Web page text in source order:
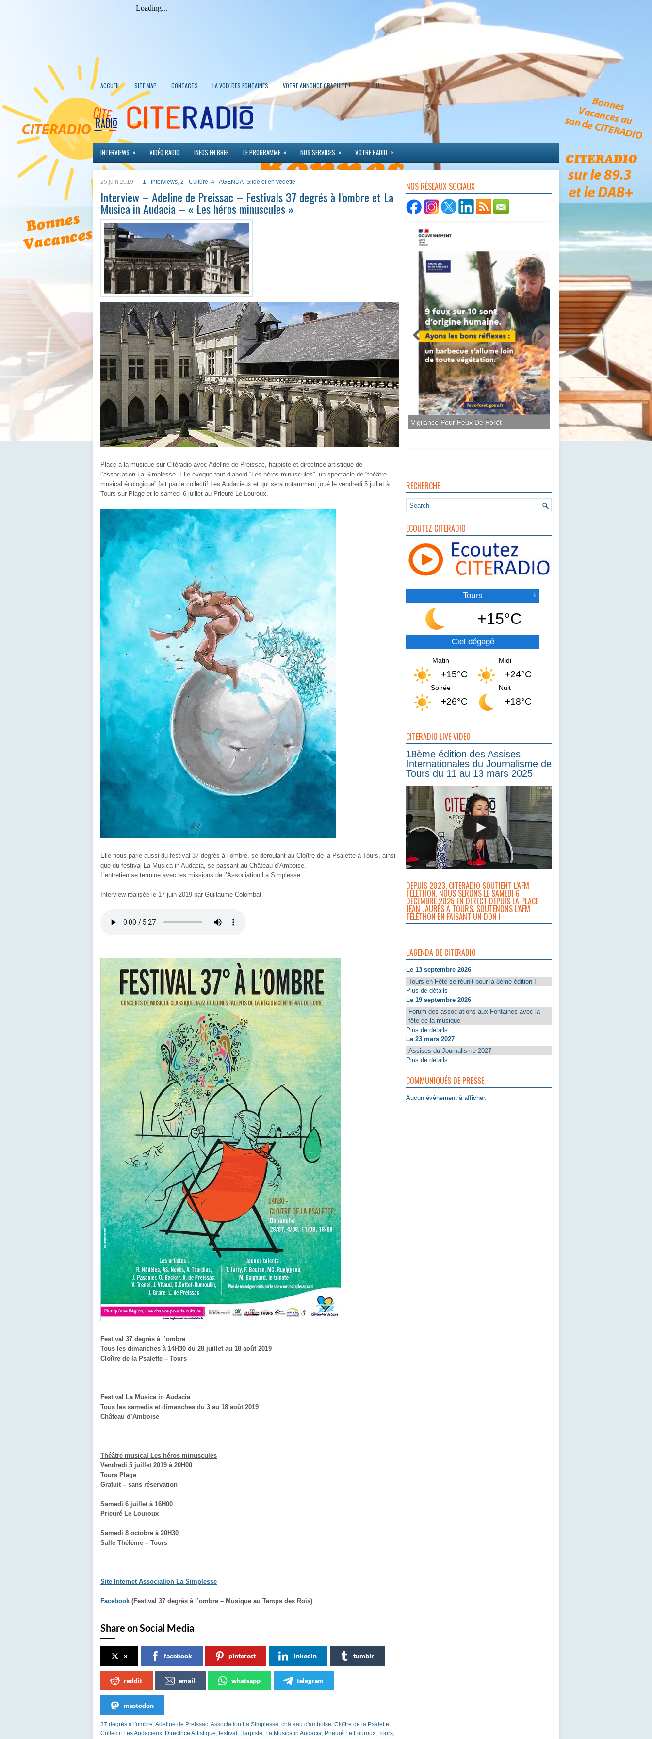
ACCUEIL SITE MAP CONTACTS LA VOIX DES FONTAINES VOTRE ANNONCE GRATUITE !! C.G.U. »
INTERVIEWS » VIDÉO RADIO INFOS EN BREF LE PROGRAMME » NOS SERVICES » VOTRE RADIO »
25 juin 2019 1 - Interviews, 2 - Culture, 4 - AGENDA, Slide et en vedette
Interview – Adeline de Preissac – Festivals 37 degrés à l’ombre et La
Musica in Audacia – « Les héros minuscules »
Place à la musique sur Citéradio avec Adeline de Preissac, harpiste et directrice artistique de
l’association La Simplesse. Elle évoque tout d’abord “Les héros minuscules”, un spectacle de “théâtre
musical écologique” fait par le collectif Les Audacieux et qui sera notamment joué le vendredi 5 juillet à
Tours sur Plage et le samedi 6 juillet au Prieuré Le Louroux.
Elle nous parle aussi du festival 37 degrés à l’ombre, se déroulant au Cloître de la Psalette à Tours, ainsi
que du festival La Musica in Audacia, se passant au Château d’Amboise.
L’entretien se termine avec les missions de l’Association La Simplesse.
Interview réalisée le 17 juin 2019 par Guillaume Colombat
Festival 37 degrés à l’ombre
Tous les dimanches à 14H30 du 28 juillet au 18 août 2019
Cloître de la Psalette – Tours
Festival La Musica in Audacia
Tous les samedis et dimanches du 3 au 18 août 2019
Château d’Amboise
Théâtre musical Les héros minuscules
Vendredi 5 juillet 2019 à 20H00
Tours Plage
Gratuit – sans réservation
Samedi 6 juillet à 16H00
Prieuré Le Louroux
Samedi 8 octobre à 20H30
Salle Thélème – Tours
Site Internet Association La Simplesse
Facebook (Festival 37 degrés à l’ombre – Musique au Temps des Rois)
Share on Social Media
x facebook pinterest linkedin tumblr
reddit email whatsapp telegram
mastodon
37 degrés à l'ombre,Adeline de Preissac,Association La Simplesse, château d'amboise, Cloître de la Psalette,
Collectif Les Audacieux, Directrice Artistique, festival , Harpiste, La Musica in Audacia, Prieuré Le Louroux, Tours,
NOS RÉSEAUX SOCIAUX
RECHERCHE
ECOUTEZ CITERADIO
Tours
+15°C
Ciel dégagé
Matin
+15°C
Midi
+24°C
Soirée
+26°C
Nuit
+18°C
CITERADIO LIVE VIDEO
18ème édition des Assises
Internationales du Journalisme de
Tours du 11 au 13 mars 2025
DEPUIS 2023, CITERADIO SOUTIENT L’AFM
TÉLÉTHON. NOUS SERONS LE SAMEDI 6
DÉCEMBRE 2025 EN DIRECT DEPUIS LA PLACE
JEAN JAURÈS À TOURS. SOUTENONS L’AFM
TÉLÉTHON EN FAISANT UN DON !
L'AGENDA DE CITERADIO
Le 13 septembre 2026
Tours en Fête se réunit pour la 8ème édition ! -
Plus de détails
Le 19 septembre 2026
Forum des associations aux Fontaines avec la
fête de la musique
Plus de détails
Le 23 mars 2027
Assises du Journalisme 2027
Plus de détails
COMMUNIQUÉS DE PRESSE :
Aucun évènement à afficher.